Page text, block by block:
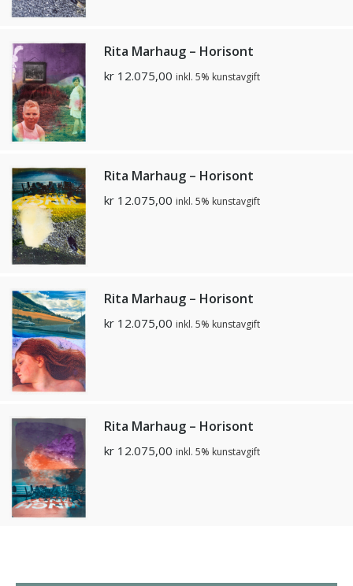
Rita Marhaug – Horisont
kr 12.075,00 inkl. 5% kunstavgift
Rita Marhaug – Horisont
kr 12.075,00 inkl. 5% kunstavgift
Rita Marhaug – Horisont
kr 12.075,00 inkl. 5% kunstavgift
Rita Marhaug – Horisont
kr 12.075,00 inkl. 5% kunstavgift